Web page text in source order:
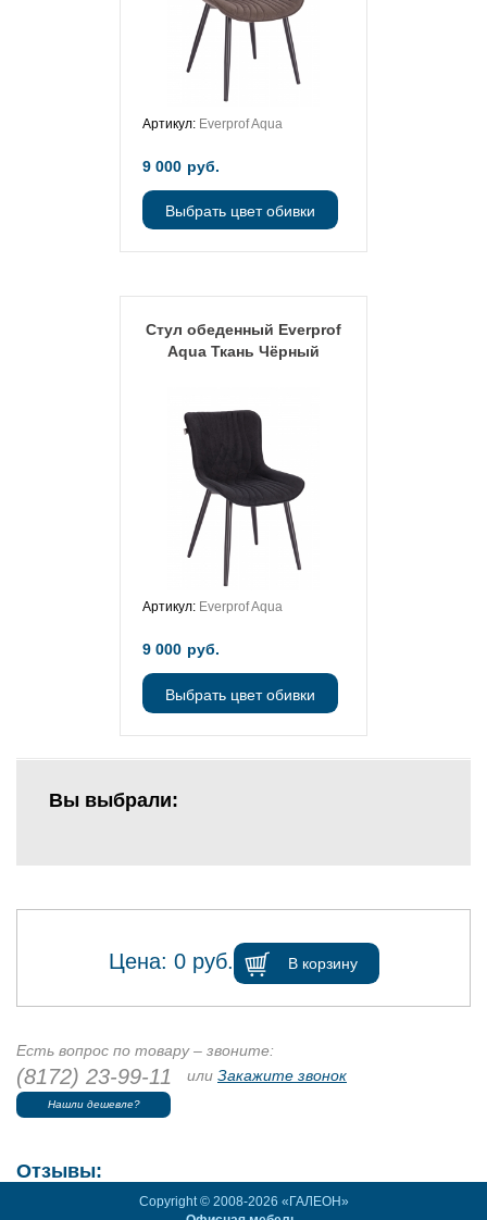
Артикул: Everprof Aqua
9 000 руб.
Выбрать цвет обивки
Стул обеденный Everprof
Aqua Ткань Чёрный
Артикул: Everprof Aqua
9 000 руб.
Выбрать цвет обивки
Вы выбрали:
Цена: 0руб. В корзину
Есть вопрос по товару – звоните:
(8172) 23-99-11 или Закажите звонок
Нашли дешевле?
Отзывы:
Copyright © 2008-2026 «ГАЛЕОН»